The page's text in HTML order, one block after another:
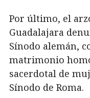
Por último, el
Guadalajara
Sínodo alemán,
matrimonio
sacerdotal de
Sínodo de Roma.